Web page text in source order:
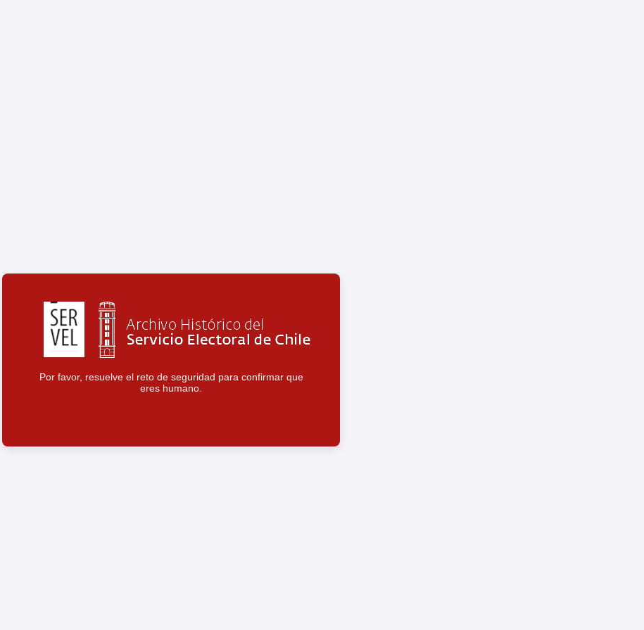
Por favor, resuelve el reto de seguridad para confirmar que
eres humano.